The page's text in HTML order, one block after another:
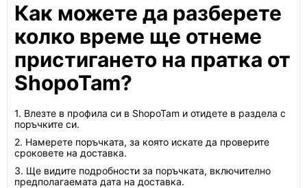
Как можете да разберете
колко време ще отнеме
пристигането на пратка от
ShopoTam?
1. Влезте в профила си в ShopoTam и отидете в раздела с
поръчките си.
2. Намерете поръчката, за която искате да проверите
сроковете на доставка.
3. Ще видите подробности за поръчката, включително
предполагаемата дата на доставка.